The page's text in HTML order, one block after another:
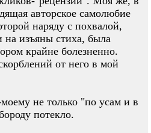
авторское самолюбие
наряду с похвалой,
на изъяны стиха, была
крайне болезненно.
от него в мой
не только "по усам и в
потекло.